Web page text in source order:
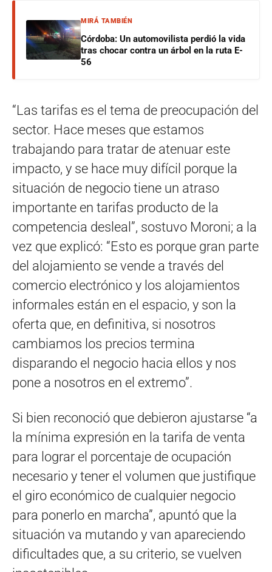
MIRÁ TAMBIÉN
Córdoba: Un automovilista perdió la vida
tras chocar contra un árbol en la ruta E-
56
“Las tarifas es el tema de preocupación del
sector. Hace meses que estamos
trabajando para tratar de atenuar este
impacto, y se hace muy difícil porque la
situación de negocio tiene un atraso
importante en tarifas producto de la
competencia desleal”, sostuvo Moroni; a la
vez que explicó: “Esto es porque gran parte
del alojamiento se vende a través del
comercio electrónico y los alojamientos
informales están en el espacio, y son la
oferta que, en definitiva, si nosotros
cambiamos los precios termina
disparando el negocio hacia ellos y nos
pone a nosotros en el extremo”.
Si bien reconoció que debieron ajustarse “a
la mínima expresión en la tarifa de venta
para lograr el porcentaje de ocupación
necesario y tener el volumen que justifique
el giro económico de cualquier negocio
para ponerlo en marcha”, apuntó que la
situación va mutando y van apareciendo
dificultades que, a su criterio, se vuelven